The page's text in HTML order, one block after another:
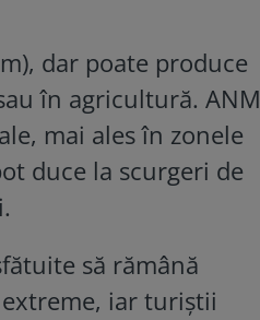
dar poate produce
în agricultură. ANM
mai ales în zonele
duce la scurgeri de
să rămână
iar turiștii